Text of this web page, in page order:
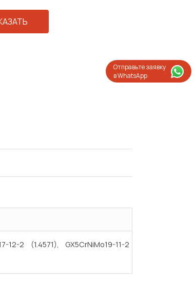
Отправьте заявку
в WhatsApp
12-2 (1.4571), GX5CrNiMo19-11-2